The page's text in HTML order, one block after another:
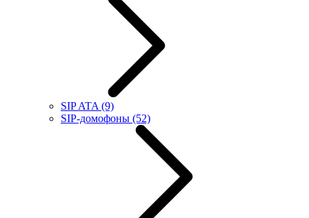
SIP ATA (9)
SIP-домофоны (52)